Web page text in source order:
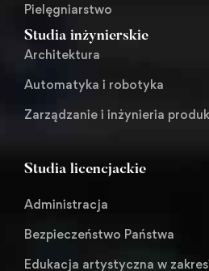
Pielęgniarstwo
Studia inżynierskie
Architektura
Automatyka i robotyka
Zarządzanie i inżynieria
Studia licencjackie
Administracja
Bezpieczeństwo Państwa
Edukacja artystyczna w